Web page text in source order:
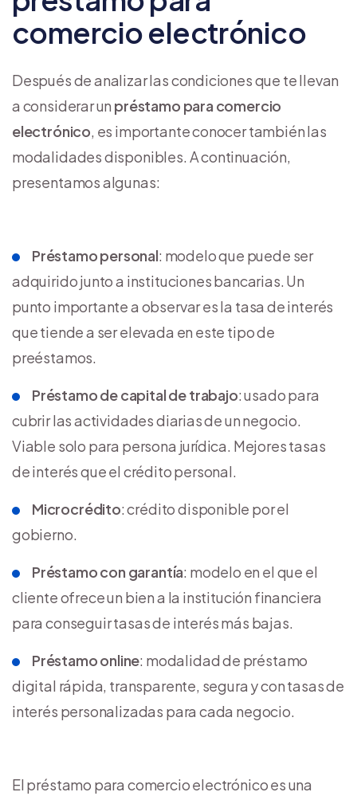
comercio electrónico
Después de analizar las condiciones que te llevan
a considerar un préstamo para comercio
electrónico, es importante conocer también las
modalidades disponibles. A continuación,
presentamos algunas:
Préstamo personal: modelo que puede ser
adquirido junto a instituciones bancarias. Un
punto importante a observar es la tasa de interés
que tiende a ser elevada en este tipo de
preéstamos.
Préstamo de capital de trabajo: usado para
cubrir las actividades diarias de un negocio.
Viable solo para persona jurídica. Mejores tasas
de interés que el crédito personal.
Microcrédito: crédito disponible por el
gobierno.
Préstamo con garantía: modelo en el que el
cliente ofrece un bien a la institución financiera
para conseguir tasas de interés más bajas.
Préstamo online: modalidad de préstamo
digital rápida, transparente, segura y con tasas de
interés personalizadas para cada negocio.
El préstamo para comercio electrónico es una